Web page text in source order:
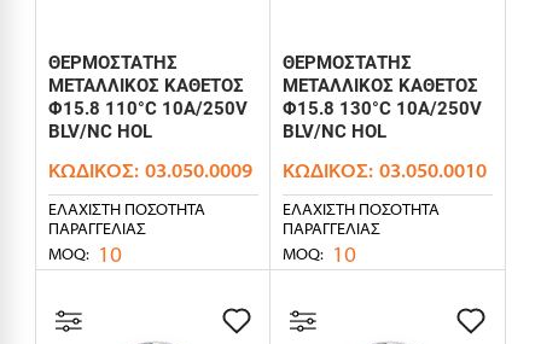
ΘΕΡΜΟΣΤΑΤΗΣ
ΜΕΤΑΛΛΙΚΟΣ ΚΑΘΕΤΟΣ
Φ15.8 110°C 10A/250V
BLV/NC HOL
ΚΩΔΙΚΌΣ: 03.050.0009
ΕΛΆΧΙΣΤΗ ΠΟΣΌΤΗΤΑ
ΠΑΡΑΓΓΕΛΊΑΣ
MOQ: 10
ΘΕΡΜΟΣΤΑΤΗΣ
ΜΕΤΑΛΛΙΚΟΣ ΚΑΘΕΤΟΣ
Φ15.8 130°C 10A/250V
BLV/NC HOL
ΚΩΔΙΚΌΣ: 03.050.0010
ΕΛΆΧΙΣΤΗ ΠΟΣΌΤΗΤΑ
ΠΑΡΑΓΓΕΛΊΑΣ
MOQ: 10